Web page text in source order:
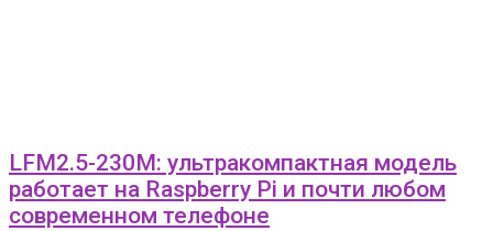
LFM2.5-230M: ультракомпактная модель
работает на Raspberry Pi и почти любом
современном телефоне